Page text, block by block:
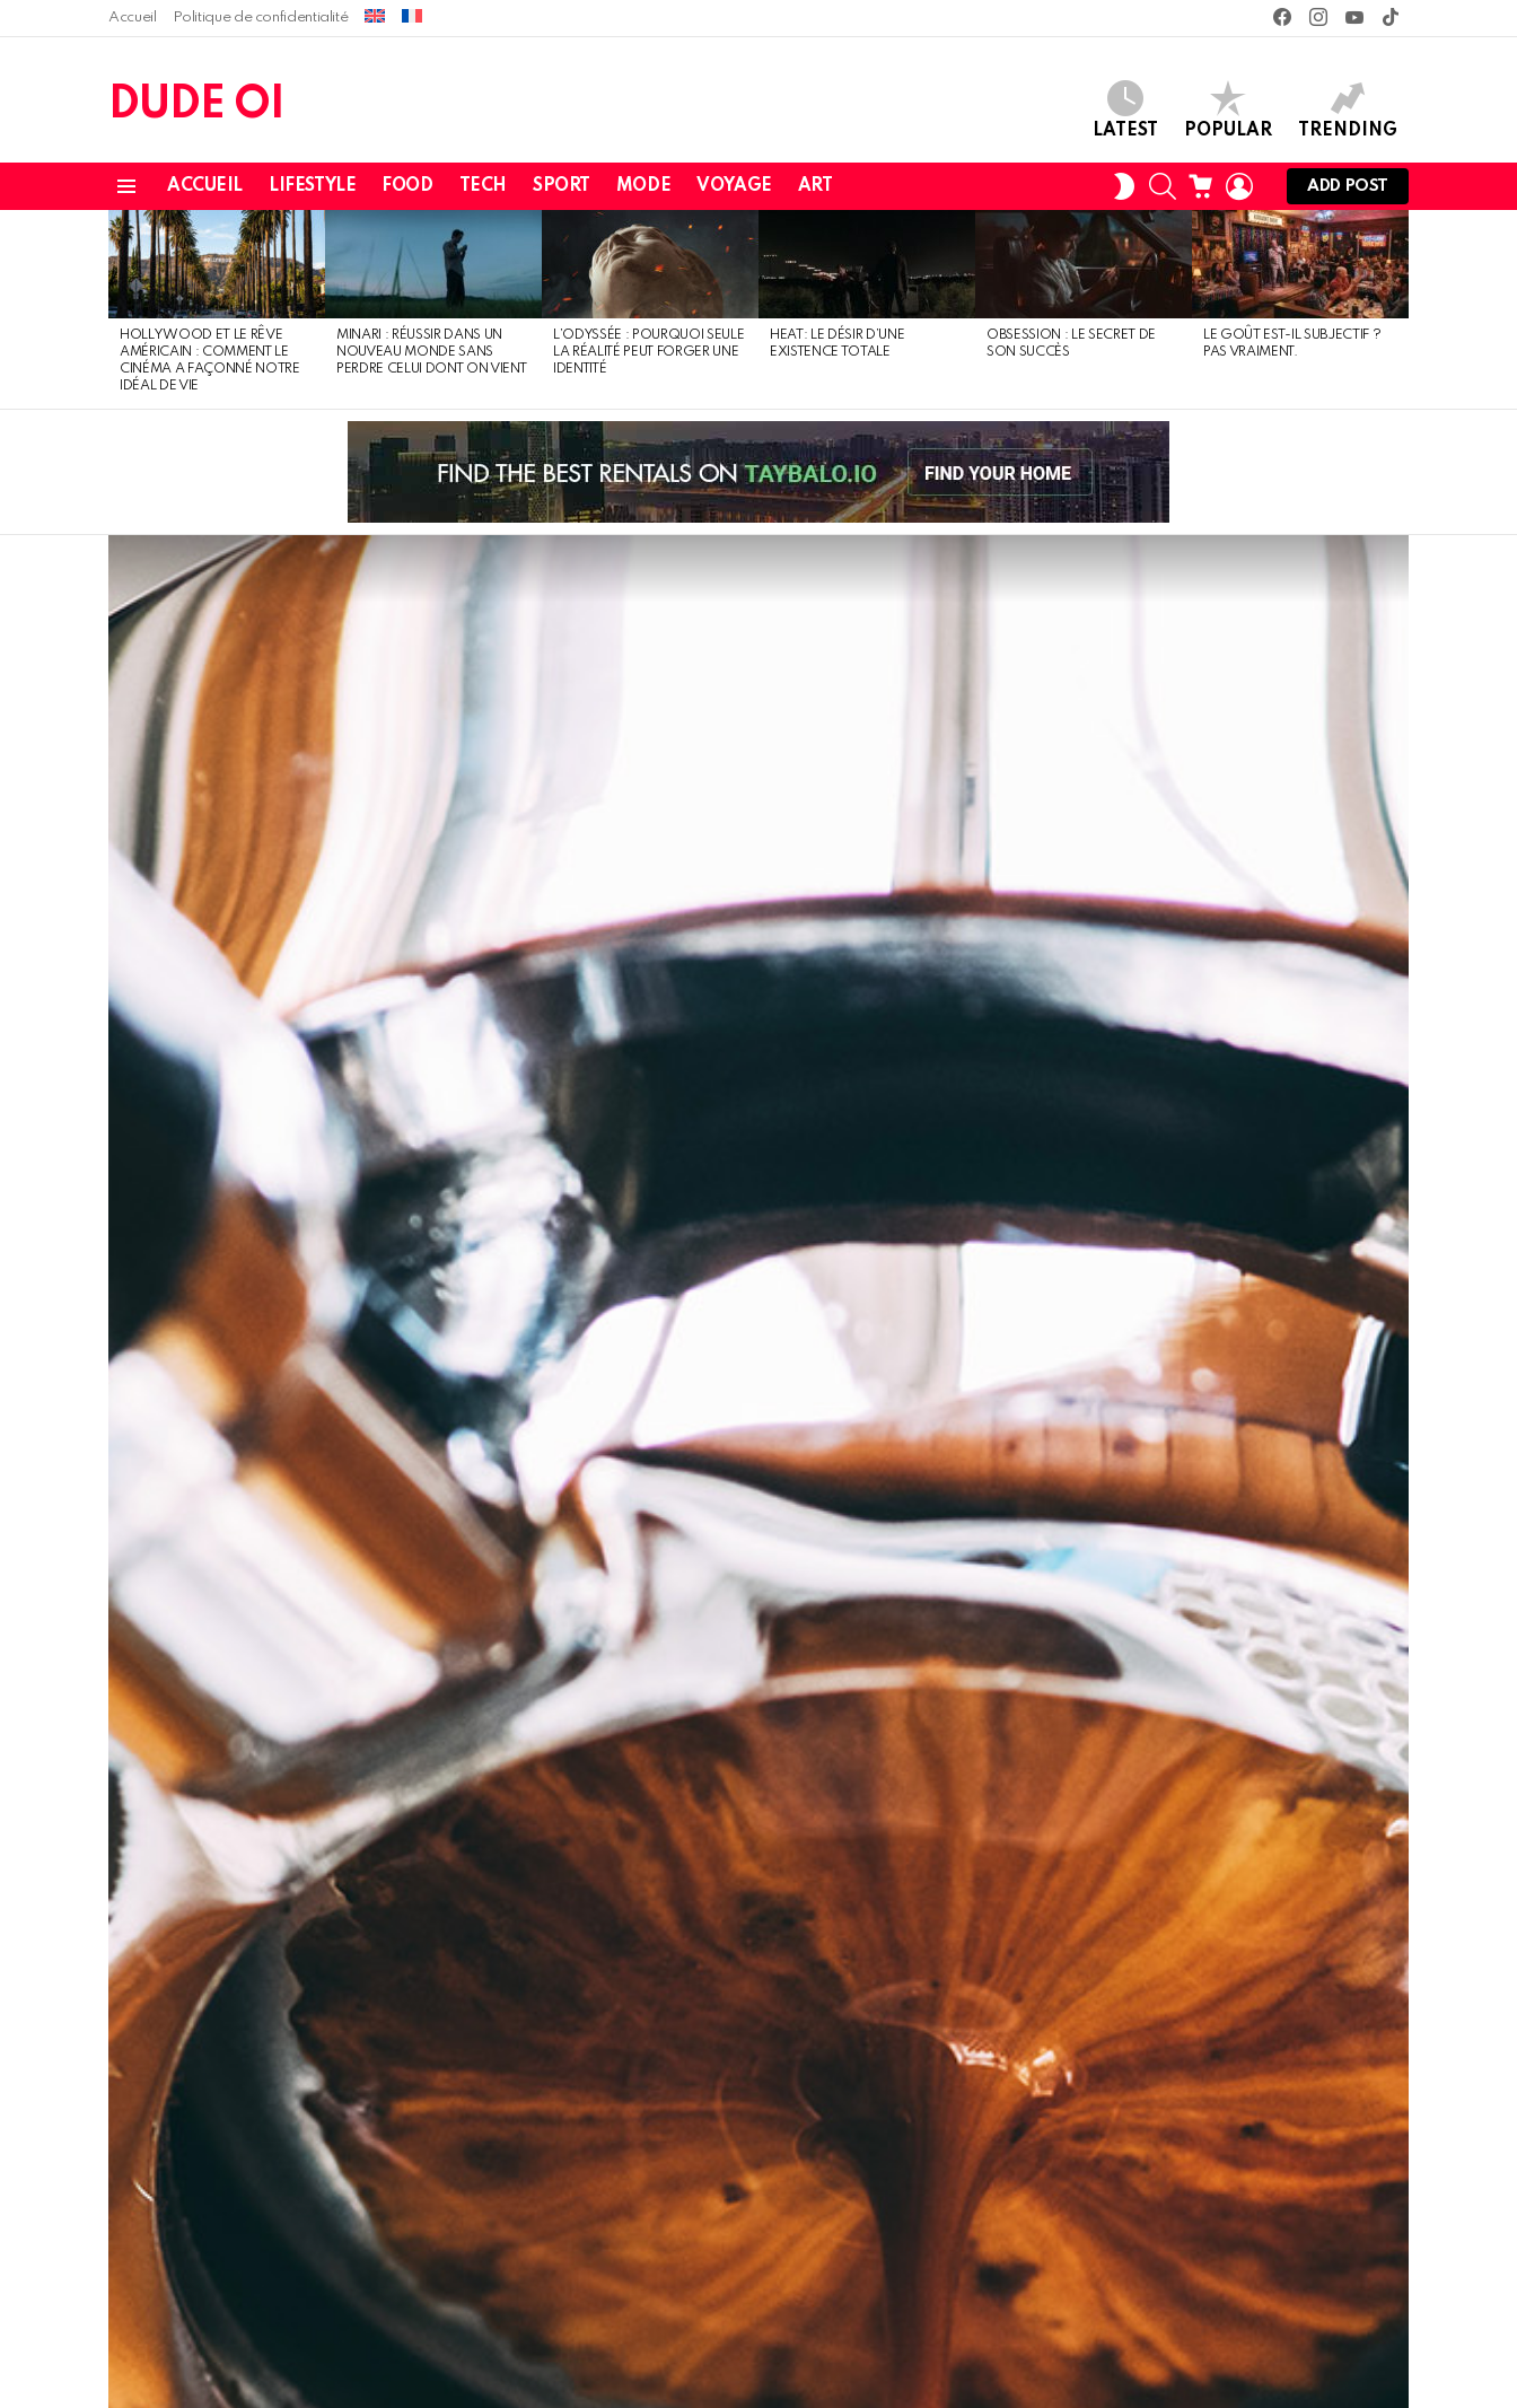
Accueil Politique de confidentialité
facebookinstagramyoutube
DUDE OI
LATEST POPULAR TRENDING
ACCUEIL LIFESTYLE FOOD TECH SPORT MODE VOYAGE ART
SWITCH
SKIN
SEARCHCART LOGIN
ADD POST
LATEST
STORIES
HOLLYWOOD ET LE RÊVE
AMÉRICAIN : COMMENT LE
CINÉMA A FAÇONNÉ NOTRE
IDÉAL DE VIE
MINARI : RÉUSSIR DANS UN
NOUVEAU MONDE SANS
PERDRE CELUI DONT ON VIENT
L’ODYSSÉE : POURQUOI SEULE
LA RÉALITÉ PEUT FORGER UNE
IDENTITÉ
HEAT: LE DÉSIR D’UNE
EXISTENCE TOTALE
OBSESSION : LE SECRET DE
SON SUCCÈS
LE GOÛT EST-IL SUBJECTIF ?
PAS VRAIMENT.